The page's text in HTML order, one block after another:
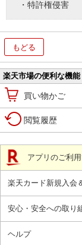
・特許権侵害
もどる
楽天市場の便利な機能
買い物かご
閲覧履歴
アプリのご利
楽天カード新規入会
安心・安全への取り
ヘルプ